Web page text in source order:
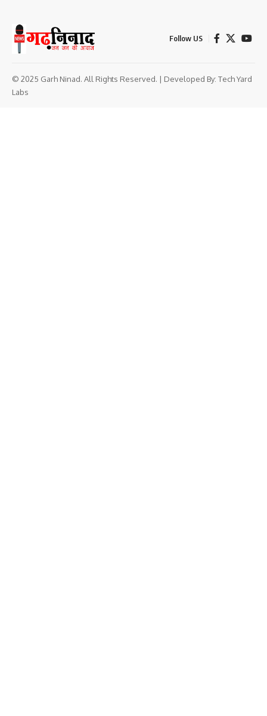
Follow US
© 2025 Garh Ninad. All Rights Reserved. | Developed By: Tech Yard
Labs